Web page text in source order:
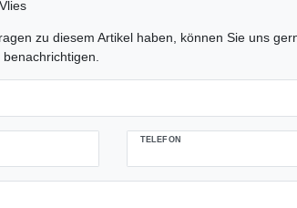
zu diesem Artikel haben, können Sie uns
TELEFON